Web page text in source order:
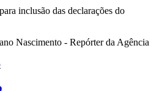
inclusão das declarações do
Nascimento - Repórter da Agência